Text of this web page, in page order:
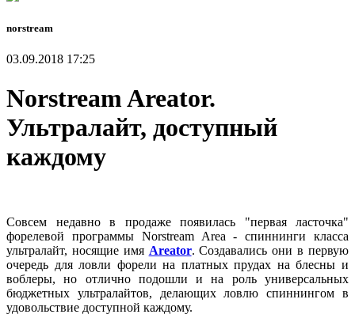
norstream
03.09.2018 17:25
Norstream Areator.
Ультралайт, доступный
каждому
Совсем недавно в продаже появилась "первая ласточка"
форелевой программы Norstream Area - спиннинги класса
ультралайт, носящие имя Areator. Создавались они в первую
очередь для ловли форели на платных прудах на блесны и
воблеры, но отлично подошли и на роль универсальных
бюджетных ультралайтов, делающих ловлю спиннингом в
удовольствие доступной каждому.